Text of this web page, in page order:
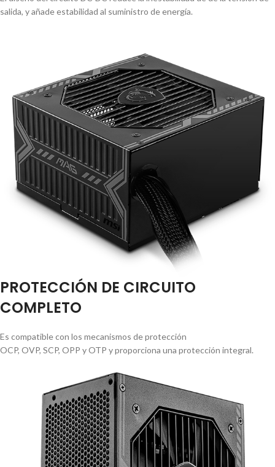
salida, y añade estabilidad al suministro de energía.
PROTECCIÓN DE CIRCUITO
COMPLETO
Es compatible con los mecanismos de protección
OCP, OVP, SCP, OPP y OTP y proporciona una protección integral.